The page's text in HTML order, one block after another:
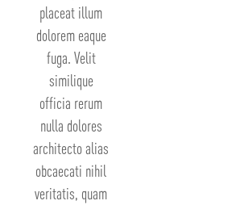
placeat illum
dolorem eaque
fuga. Velit
similique
officia rerum
nulla dolores
architecto alias
obcaecati nihil
veritatis, quam